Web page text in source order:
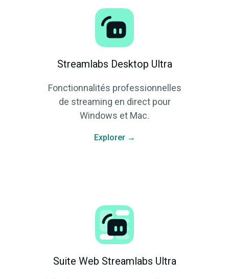
Streamlabs Desktop Ultra
Fonctionnalités professionnelles
de streaming en direct pour
Windows et Mac.
Explorer →
Suite Web Streamlabs Ultra